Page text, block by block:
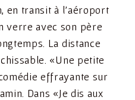
en transit à l’aéroport
verre avec son père
La distance
«Une petite
effrayante sur
Dans «Je dis aux